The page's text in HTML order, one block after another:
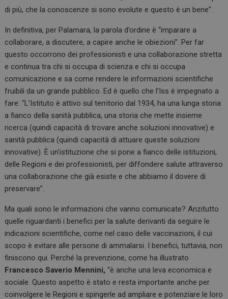
di più, che la conoscenze si sono evolute e questo è un bene”.
In definitiva, per Palamara, la parola d’ordine è “imparare a
collaborare, a discutere, a capire anche le obiezioni”. Per far
questo occorrono dei professionisti e una collaborazione stretta
e continua tra chi si occupa di scienza e chi si occupa
comunicazione e sa come rendere le informazioni scientifiche
fruibili da un grande pubblico. Ed è quello che l’Iss è impegnato a
fare: “L’Istituto è attivo sul territorio dal 1934, ha una lunga storia
a fianco della sanità pubblica, una storia che mette insieme
ricerca (quindi capacità di trovare anche soluzioni innovative) e
sanità pubblica (quindi capacità di attuare queste soluzioni
innovative). È un’istituzione che si pone a fianco delle istituzioni,
delle Regioni e dei professionisti, per diffondere salute attraverso
una collaborazione che già esiste e che abbiamo il dovere di
preservare”.
Ma quali sono le informazioni che vanno comunicate? Anzitutto
quelle riguardanti i benefici per la salute derivanti da seguire le
indicazioni scientifiche, come nel caso delle vaccinazioni, il cui
scopo è evitare alle persone di ammalarsi. I benefici, tuttavia, non
finiscono qui. Perché la prevenzione, come ha illustrato
Francesco Saverio Mennini, “è anche una leva economica e
sociale. Questo aspetto è stato e resta importante anche per
coinvolgere le Regioni e spingerle ad ampliare e potenziare le loro